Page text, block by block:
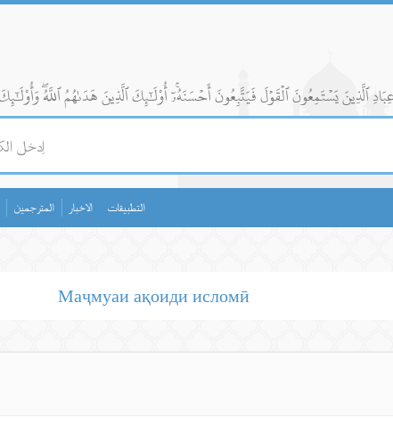
المترجمين الاخبار التطبيقات
Маҷмуаи ақоиди исломӣ